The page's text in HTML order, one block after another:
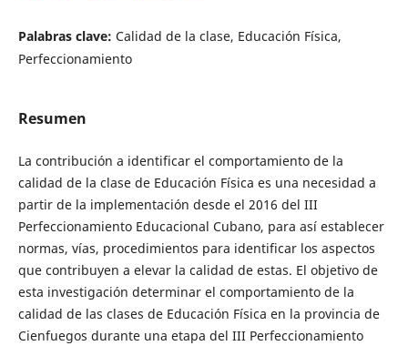
Palabras clave: Calidad de la clase, Educación Física,
Perfeccionamiento
Resumen
La contribución a identificar el comportamiento de la
calidad de la clase de Educación Física es una necesidad a
partir de la implementación desde el 2016 del III
Perfeccionamiento Educacional Cubano, para así establecer
normas, vías, procedimientos para identificar los aspectos
que contribuyen a elevar la calidad de estas. El objetivo de
esta investigación determinar el comportamiento de la
calidad de las clases de Educación Física en la provincia de
Cienfuegos durante una etapa del III Perfeccionamiento